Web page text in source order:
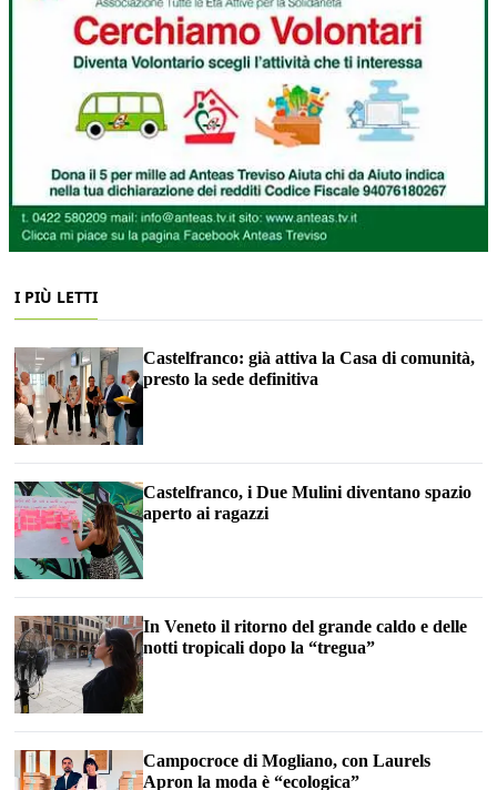
I PIÙ LETTI
Castelfranco: già attiva la Casa di comunità,
presto la sede definitiva
Castelfranco, i Due Mulini diventano spazio
aperto ai ragazzi
In Veneto il ritorno del grande caldo e delle
notti tropicali dopo la “tregua”
Campocroce di Mogliano, con Laurels
Apron la moda è “ecologica”